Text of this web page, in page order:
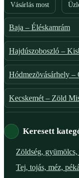
Vásárlás most
Baja – Éléskamrám
Hajdúszoboszló –
Hódmezõvásárhely –
Kecskemét – Zöld
XI. ker. – Lemérem
Keresett
Zöldség, gyümölcs,
Tej, tojás, méz,